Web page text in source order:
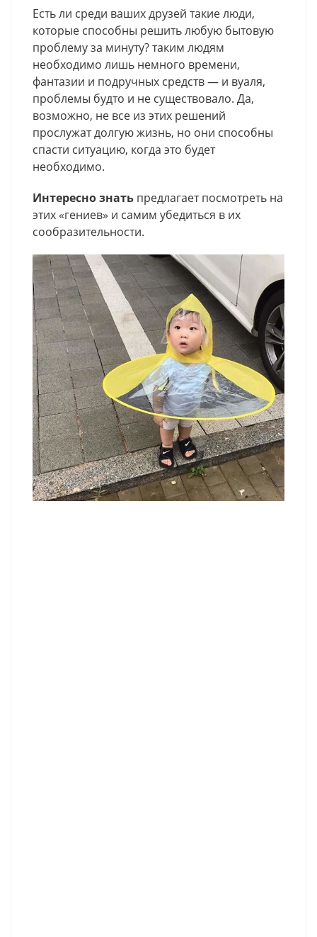
Есть ли среди ваших друзей такие люди,
которые способны решить любую бытовую
проблему за минуту? таким людям
необходимо лишь немного времени,
фантазии и подручных средств — и вуаля,
проблемы будто и не существовало. Да,
возможно, не все из этих решений
прослужат долгую жизнь, но они способны
спасти ситуацию, когда это будет
необходимо.
Интересно знать предлагает посмотреть на
этих «гениев» и самим убедиться в их
сообразительности.